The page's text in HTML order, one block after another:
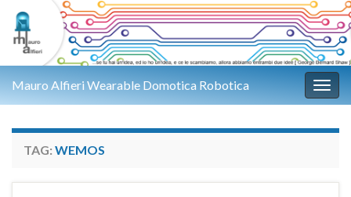
Mauro Alfieri Wearable Domotica Robotica
TAG: WEMOS